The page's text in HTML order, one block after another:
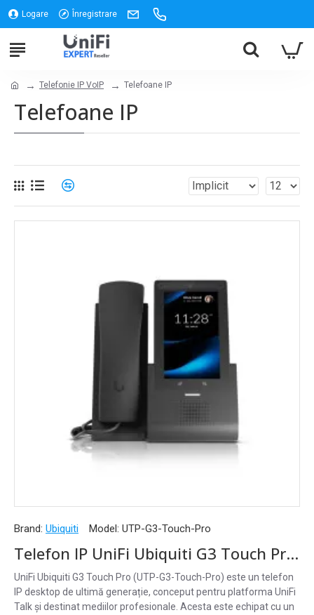
Logare Înregistrare
Telefonie IP VoIP Telefoane IP
Telefoane IP
Brand: Ubiquiti Model: UTP-G3-Touch-Pro
Telefon IP UniFi Ubiquiti G3 Touch Pro, Ecran Tactil 5", UTP-G3-Touch-Pro
UniFi Ubiquiti G3 Touch Pro (UTP-G3-Touch-Pro) este un telefon
IP desktop de ultimă generație, conceput pentru platforma UniFi
Talk și destinat mediilor profesionale. Acesta este echipat cu un